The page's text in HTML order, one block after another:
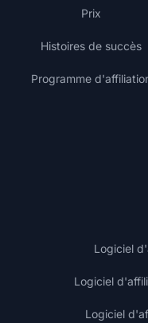
Prix
Histoires de succès
Programme
Logiciel
Logiciel
Logiciel